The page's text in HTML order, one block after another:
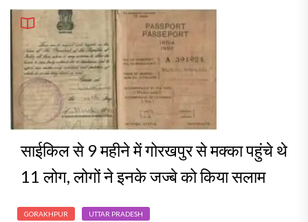
साईकिल से 9 महीने में गोरखपुर से मक्का पहुंचे थे
11 लोग, लोगों ने इनके जज्बे को किया सलाम
GORAKHPUR UTTAR PRADESH